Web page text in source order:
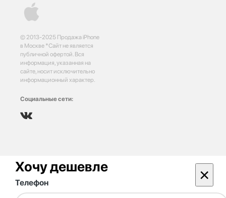
© 2013-2025 Продажа iPhone
в Москве *Сайт не является
публичной офертой. Вся
информация, указанная на
сайте, носит исключительно
информационный характер.
Социальные сети:
Хочу дешевле ×
Телефон